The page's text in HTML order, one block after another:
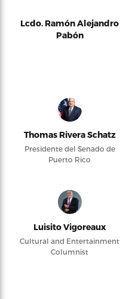
Lcdo. Ramón Alejandro
Pabón
Thomas Rivera Schatz
Presidente del Senado de
Puerto Rico
Luisito Vigoreaux
Cultural and Entertainment
Columnist